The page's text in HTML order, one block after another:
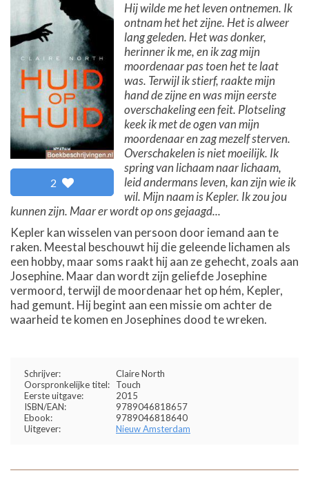
2
Hij wilde me het leven ontnemen. Ik
ontnam het het zijne. Het is alweer
lang geleden. Het was donker,
herinner ik me, en ik zag mijn
moordenaar pas toen het te laat
was. Terwijl ik stierf, raakte mijn
hand de zijne en was mijn eerste
overschakeling een feit. Plotseling
keek ik met de ogen van mijn
moordenaar en zag mezelf sterven.
Overschakelen is niet moeilijk. Ik
spring van lichaam naar lichaam,
leid andermans leven, kan zijn wie ik
wil. Mijn naam is Kepler. Ik zou jou
kunnen zijn. Maar er wordt op ons gejaagd...
Kepler kan wisselen van persoon door iemand aan te
raken. Meestal beschouwt hij die geleende lichamen als
een hobby, maar soms raakt hij aan ze gehecht, zoals aan
Josephine. Maar dan wordt zijn geliefde Josephine
vermoord, terwijl de moordenaar het op hém, Kepler,
had gemunt. Hij begint aan een missie om achter de
waarheid te komen en Josephines dood te wreken.
Schrijver:
Claire North
Oorspronkelijke titel:
Touch
Eerste uitgave:
2015
ISBN/EAN:
9789046818657
Ebook:
9789046818640
Uitgever:
Nieuw Amsterdam